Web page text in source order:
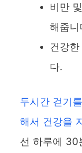
비만
해줍니
건강
다.
두시간 걷기
해서 건강을
선 하루에 30